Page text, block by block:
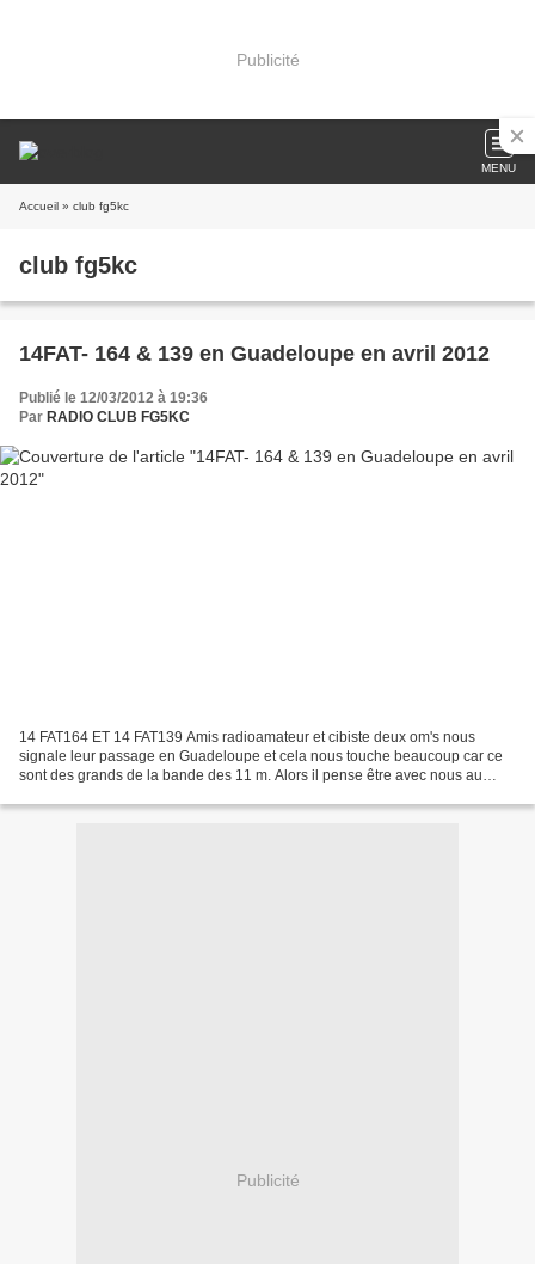
Publicité
MENU
Accueil » club fg5kc
club fg5kc
14FAT- 164 & 139 en Guadeloupe en avril 2012
Publié le 12/03/2012 à 19:36
Par RADIO CLUB FG5KC
14 FAT164 ET 14 FAT139 Amis radioamateur et cibiste deux om's nous
signale leur passage en Guadeloupe et cela nous touche beaucoup car ce
sont des grands de la bande des 11 m. Alors il pense être avec nous au
Publicité